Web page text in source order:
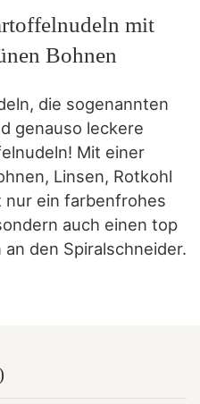
mit
Bohnen
die sogenannten
genauso leckere
Mit einer
Linsen, Rotkohl
nur ein farbenfrohes
auch einen top
den Spiralschneider.